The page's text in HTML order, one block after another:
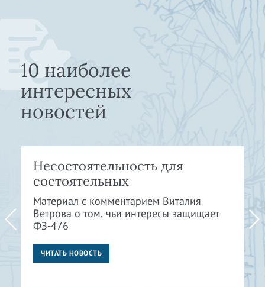
10 наиболее
интересных
новостей
Несостоятельность для
состоятельных
Материал с комментарием Виталия
Ветрова о том, чьи интересы защищает
ФЗ-476
ЧИТАТЬ НОВОСТЬ